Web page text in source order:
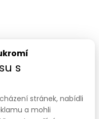
s
stránek, nabídli
a mohli